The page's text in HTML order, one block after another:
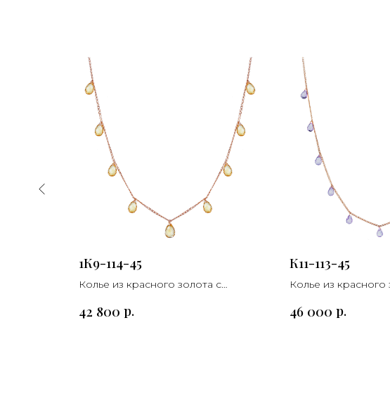
1К9-114-45
Колье из красного золота с
42 800 р.
К11-113-45
Колье из красного
46 000 р.